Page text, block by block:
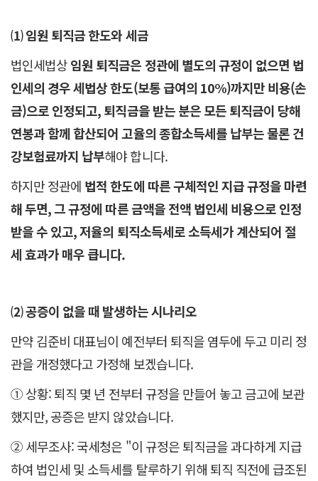
⑴ 임원 퇴직금 한도와 세금
법인세법상임원 퇴직금은 정관에 별도의 규정이 없으면 법
인세의 경우 세법상 한도(보통 급여의 10%)까지만 비용(손
금)으로 인정되고, 퇴직금을 받는 분은 모든 퇴직금이 당해
연봉과 함께 합산되어 고율의 종합소득세를 납부는 물론 건
강보험료까지 납부해야 합니다.
하지만 정관에 법적 한도에 따른 구체적인 지급 규정을 마련
해 두면, 그 규정에 따른 금액을 전액 법인세 비용으로 인정
받을 수 있고, 저율의 퇴직소득세로 소득세가 계산되어 절
세 효과가 매우 큽니다.
⑵ 공증이 없을 때 발생하는 시나리오
만약 김준비 대표님이 예전부터 퇴직을 염두에 두고 미리 정
관을 개정했다고 가정해 보겠습니다.
① 상황: 퇴직 몇 년 전부터 규정을 만들어 놓고 금고에 보관
했지만, 공증은 받지 않았습니다.
② 세무조사: 국세청은 "이 규정은 퇴직금을 과다하게 지급
하여 법인세 및 소득세를 탈루하기 위해 퇴직 직전에 급조된